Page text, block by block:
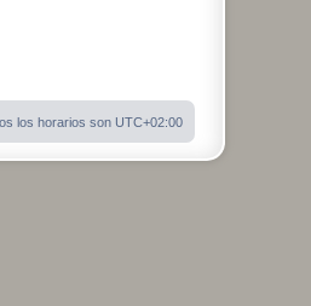
los horarios son UTC+02:00